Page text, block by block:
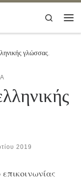
Search
γλώσσας.
2019